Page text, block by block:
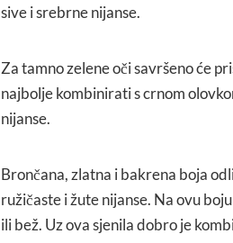
sive i srebrne nijanse.
Za tamno zelene oči savršeno će
najbolje kombinirati s crnom
nijanse.
Brončana, zlatna i bakrena boja
ružičaste i žute nijanse. Na ovu
ili bež. Uz ova sjenila dobro je